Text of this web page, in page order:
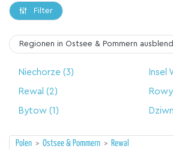
Filter
Regionen in Ostsee & Pommern
Niechorze (3)
Rewal (2) Rowy
Bytow (1)
Polen > Ostsee & Pommern > Rewal